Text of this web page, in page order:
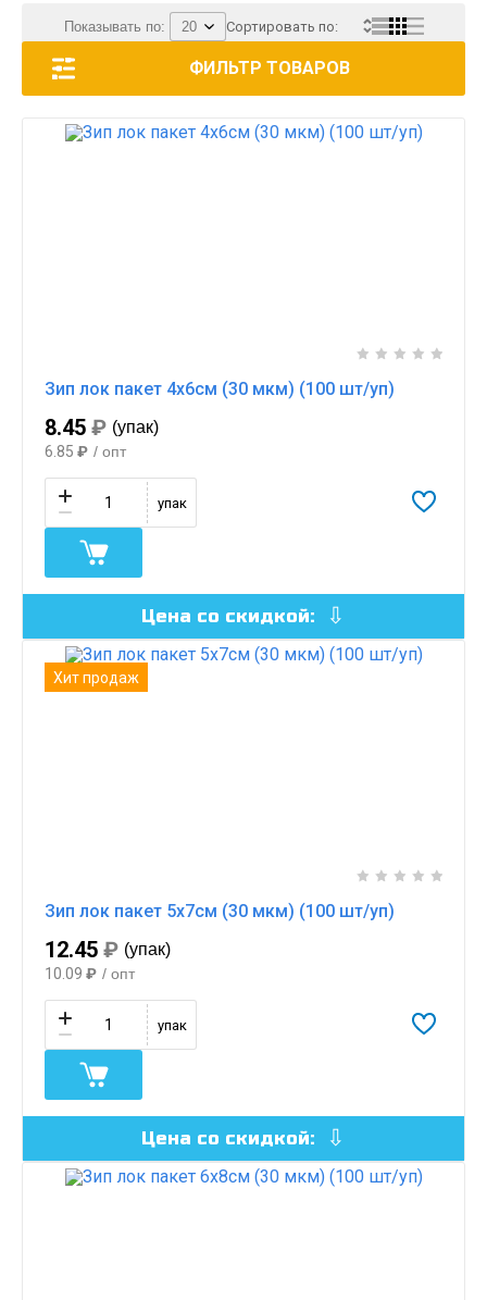
ФИЛЬТР ТОВАРОВ
Показывать по: Сортировать по:
Зип лок пакет 4х6см (30 мкм) (100 шт/уп)
8.45 ₽ (упак)
6.85 ₽ / опт
упак
Цена со скидкой:
Хит продаж
Зип лок пакет 5х7см (30 мкм) (100 шт/уп)
12.45 ₽ (упак)
10.09 ₽ / опт
упак
Цена со скидкой: